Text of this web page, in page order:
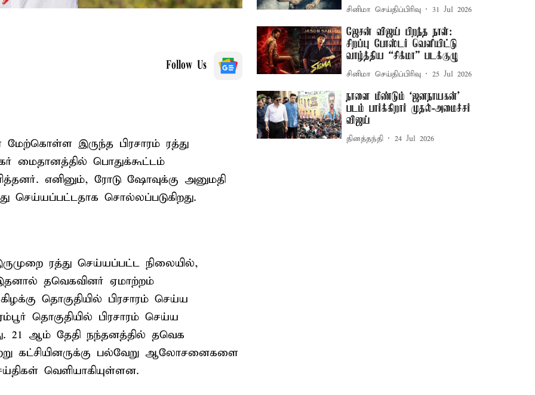
Follow Us
இருந்த பிரசாரம் ரத்து
மைதானத்தில் பொதுக்கூட்டம்
எனினும், ரோடு ஷோவுக்கு அனுமதி
செய்யப்பட்டதாக சொல்லப்படுகிறது.
ரத்து செய்யப்பட்ட நிலையில்,
இதனால் தவெகவினர் ஏமாற்றம்
தொகுதியில் பிரசாரம் செய்ய
தொகுதியில் பிரசாரம் செய்ய
21 ஆம் தேதி நந்தனத்தில் தவெக
கட்சியினருக்கு பல்வேறு ஆலோசனைகளை
வெளியாகியுள்ளன.
சினிமா செய்திப்பிரிவு 31 Jul 2026
ஜேசன் விஜய் பிறந்த நாள்:
சிறப்பு போஸ்டர் வெளியிட்டு
வாழ்த்திய “சிக்மா” படக்குழு
சினிமா செய்திப்பிரிவு 25 Jul 2026
நாளை மீண்டும் ‘ஜனநாயகன்’
படம் பார்க்கிறார் முதல்-அமைச்சர்
விஜய்
தினத்தந்தி 24 Jul 2026